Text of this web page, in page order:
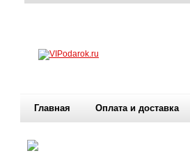
Главная Оплата и доставка